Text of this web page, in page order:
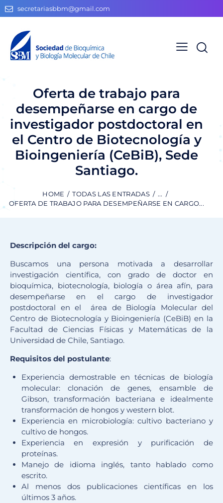
secretariasbbm@gmail.com
Oferta de trabajo para
desempeñarse en cargo de
investigador postdoctoral en
el Centro de Biotecnología y
Bioingeniería (CeBiB), Sede
Santiago.
HOME TODAS LAS ENTRADAS
...
OFERTA DE TRABAJO PARA DESEMPEÑARSE EN CARGO...
Descripción del cargo:
Buscamos una persona motivada a desarrollar
investigación científica, con grado de doctor en
bioquímica, biotecnología, biología o área afín, para
desempeñarse en el cargo de investigador
postdoctoral en el área de Biología Molecular del
Centro de Biotecnología y Bioingeniería (CeBiB) en la
Facultad de Ciencias Físicas y Matemáticas de la
Universidad de Chile, Santiago.
Requisitos del postulante:
Experiencia demostrable en técnicas de biología
molecular: clonación de genes, ensamble de
Gibson, transformación bacteriana e idealmente
transformación de hongos y western blot.
Experiencia en microbiología: cultivo bacteriano y
cultivo de hongos.
Experiencia en expresión y purificación de
proteínas.
Manejo de idioma inglés, tanto hablado como
escrito.
Al menos dos publicaciones científicas en los
últimos 3 años.